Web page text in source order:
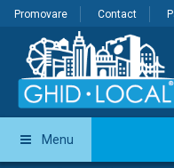
Promovare Contact
Menu